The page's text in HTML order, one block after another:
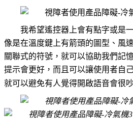
我希望遙控器上會有點字或是
像是在溫度鍵上有箭頭的圖型、風
關聯式的符號，就可以協助我們記
提示會更好，而且可以讓使用者自
就可以避免有人覺得開啟語音會很